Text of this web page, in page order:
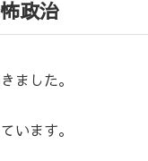
政治
ました。
います。